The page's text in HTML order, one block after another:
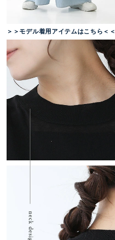
＞＞モデル着用アイテムはこちら＜＜